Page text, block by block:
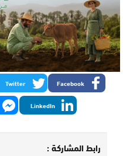
Facebook
Twitter
LinkedIn
رابط المشاركة :